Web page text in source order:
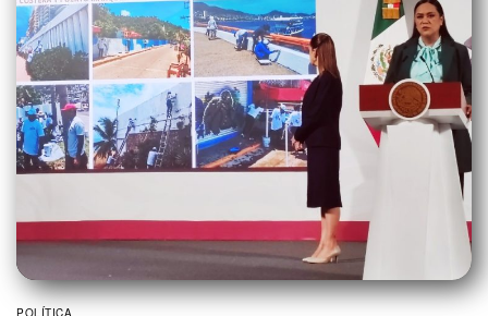
POLÍTICA